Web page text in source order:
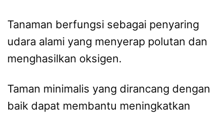
Tanaman berfungsi sebagai penyaring
udara alami yang menyerap polutan dan
menghasilkan oksigen.
Taman minimalis yang dirancang dengan
baik dapat membantu meningkatkan